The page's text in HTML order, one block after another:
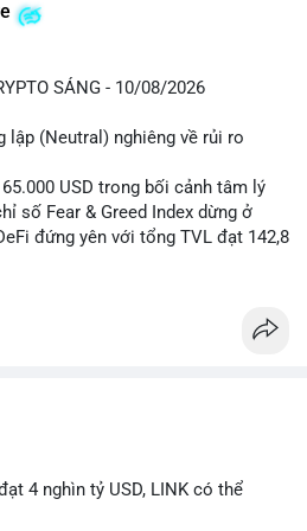
Long là tín hiệu tích cực ngầm,
cao.
các lệnh Long/Short khi Bitcoin
tại. Theo dõi sát các tin tức về
SÁNG - 10/08/2026
lập (Neutral) nghiêng về rủi ro
USD trong bối cảnh tâm lý
số Fear & Greed Index dừng ở
đứng yên với tổng TVL đạt 142,8
hứa mở lại eo Hormuz, giảm lo ngại
Short chiếm tới 81,7% tổng 35,7
cho thấy phe bán đang yếu thế.
Chartered dự báo thị trường RWA
kéo theo giá trị token LINK có
4 nghìn tỷ USD, LINK có thể